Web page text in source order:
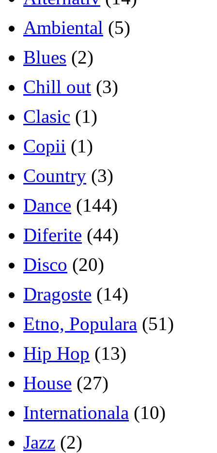
Ambiental (5)
Blues (2)
Chill out (3)
Clasic (1)
Copii (1)
Country (3)
Dance (144)
Diferite (44)
Disco (20)
Dragoste (14)
Etno, Populara (51)
Hip Hop (13)
House (27)
Internationala (10)
Jazz (2)